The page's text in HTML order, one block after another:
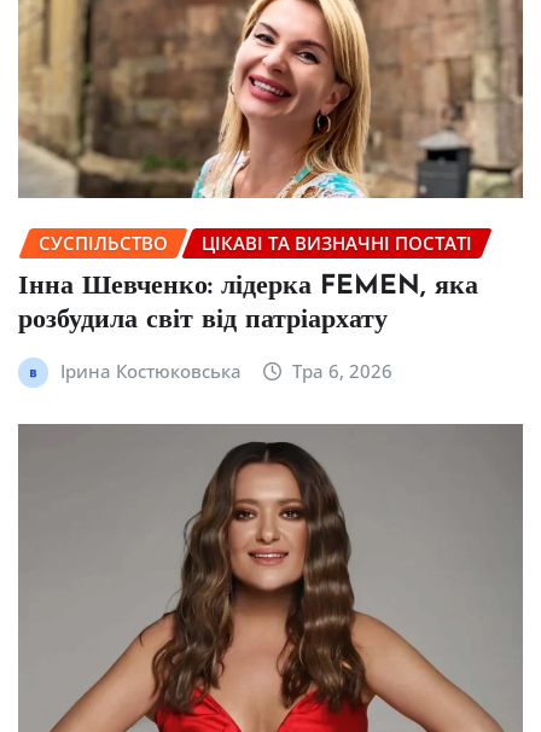
СУСПІЛЬСТВО ЦІКАВІ ТА ВИЗНАЧНІ ПОСТАТІ
Інна Шевченко: лідерка FEMEN, яка
розбудила світ від патріархату
Ірина Костюковська Тра 6, 2026